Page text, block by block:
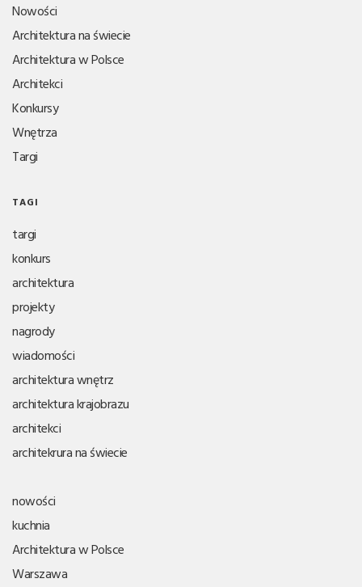
Nowości
Architektura na świecie
Architektura w Polsce
Architekci
Konkursy
Wnętrza
Targi
TAGI
targi
konkurs
architektura
projekty
nagrody
wiadomości
architektura wnętrz
architektura krajobrazu
architekci
architekrura na świecie
nowości
kuchnia
Architektura w Polsce
Warszawa